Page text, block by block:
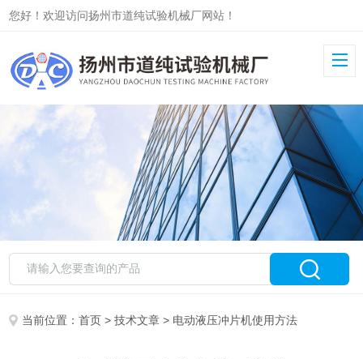
您好！欢迎访问扬州市道纯试验机械厂网站！
当前位置：首页 >技术文章 > 电动液压冲片机使用方法